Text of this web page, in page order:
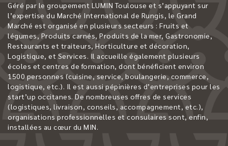
Géré par le groupement LUMIN Toulouse et s’appuyant sur
l’expertise du Marché International de Rungis, le Grand
Marché est organisé en plusieurs secteurs : Fruits et
légumes, Produits carnés, Produits de la mer, Gastronomie,
Restaurants et traiteurs, Horticulture et décoration,
Logistique, et Services. Il accueille également plusieurs
écoles et centres de formation, dont bénéficient environ
1500 personnes (cuisine, service, boulangerie, commerce,
logistique, etc.). Il est aussi pépinières d’entreprises pour les
start’up occitanes. De nombreuses offres de services
(logistiques, livraison, conseils, accompagnement, etc.),
organisations professionnelles et consulaires sont, enfin,
installées au cœur du MIN.